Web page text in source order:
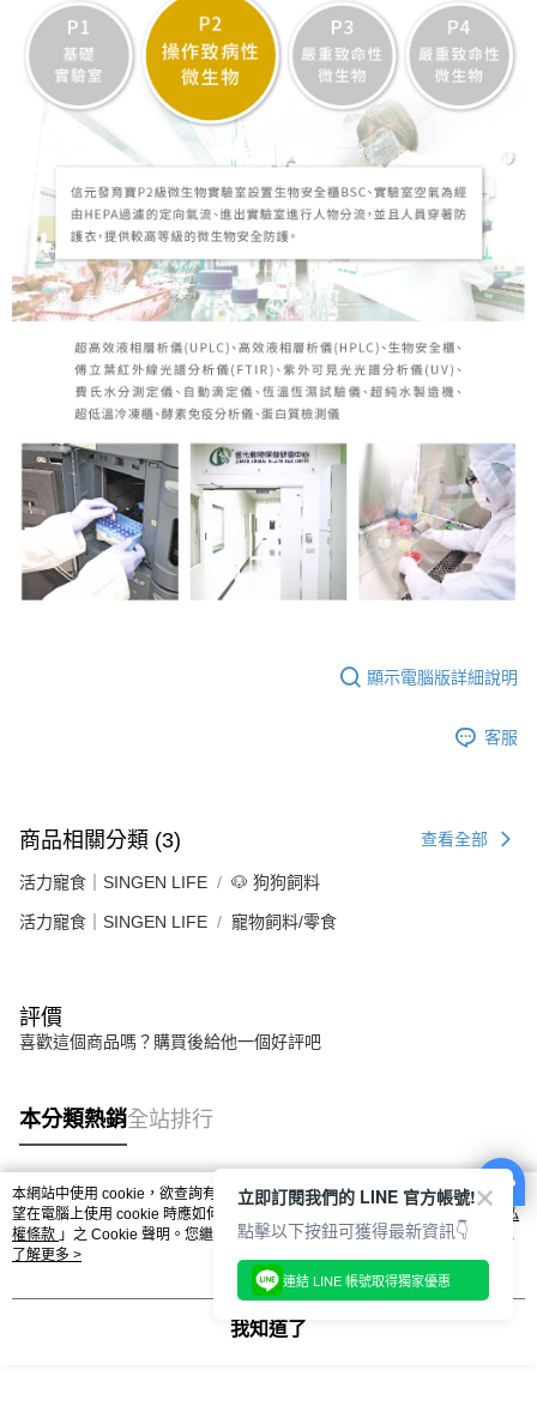
顯示電腦版詳細說明
客服
商品相關分類 (3) 查看全部
活力寵食｜SINGEN LIFE 🐶 狗狗飼料
活力寵食｜SINGEN LIFE 寵物飼料/零食
評價
喜歡這個商品嗎？購買後給他一個好評吧
本分類熱銷全站排行
熱門標籤
本網站中使用 cookie，欲查詢有關本網站使用 cookie 方式之詳情，及若您不希
望在電腦上使用 cookie 時應如何變更電腦的 cookie 設定，請參閱本網站「
隱私
權條款 」之 Cookie 聲明。您繼續使用本網站即表示您同意本公司得按本網站使
用條款之 Cookie 聲明使用 cookie。
了解更多 >
我知道了
立即訂閱我們的 LINE 官方帳號!
點擊以下按鈕可獲得最新資訊👇
連結 LINE 帳號取得獨家優惠